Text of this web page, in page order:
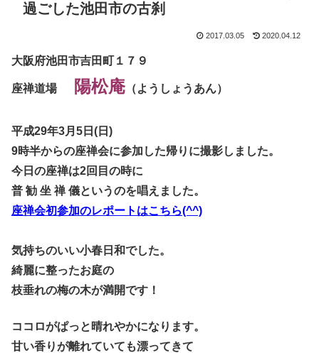
過ごした池田市の古刹
2017.03.05 2020.04.12
大阪府池田市吉田町１７９
座禅道場 陽松庵 （ようしょうあん）
平成29年3月5日(日)
9時半からの座禅会に参加した帰りに撮影しました。
今日の座禅は2回目の時に
普 勧 坐 禅 儀というのを唱えました。
座禅会初参加のレポートはこちら(^^)
気持ちのいい小春日和でした。
綺麗に整ったお庭の
枝垂れの梅の木が満開です！
ココロがぱっと晴れやかになります。
甘い香りが離れていても漂ってきて